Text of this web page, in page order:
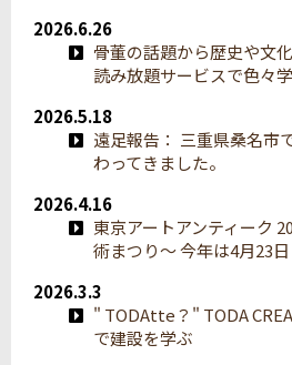
2026.6.26
骨董の話題から歴史や文
読み放題サービスで色々
2026.5.18
遠足報告： 三重県桑名市
わってきました。
2026.4.16
東京アートアンティーク
術まつり〜 今年は4月23日
2026.3.3
" TODAtte？" TODA
で建設を学ぶ